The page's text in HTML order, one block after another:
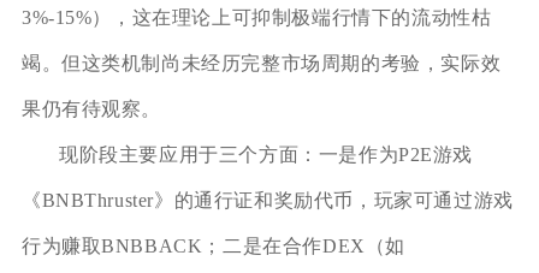
3%-15%），这在理论上可抑制极端行情下的流动性枯
竭。但这类机制尚未经历完整市场周期的考验，实际效
果仍有待观察。
现阶段主要应用于三个方面：一是作为P2E游戏
《BNBThruster》的通行证和奖励代币，玩家可通过游戏
行为赚取BNBBACK；二是在合作DEX（如